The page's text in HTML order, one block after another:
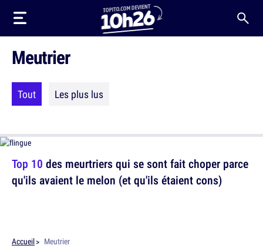
Meutrier
Tout Les plus lus
Top 10 des meurtriers qui se sont fait choper parce
qu'ils avaient le melon (et qu'ils étaient cons)
Accueil Meutrier